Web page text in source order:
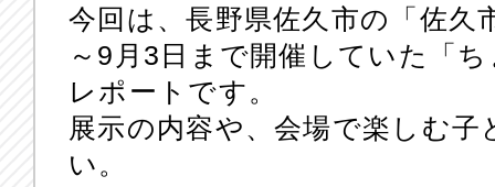
今回は、長野県佐久市の「佐久
～9月3日まで開催していた「
レポートです。
展示の内容や、会場で楽しむ
い。